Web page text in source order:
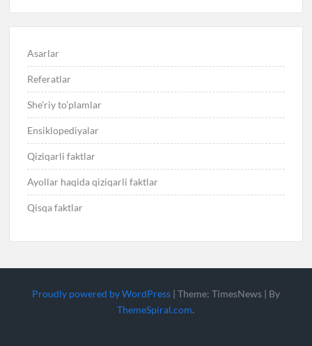
Asarlar
Referatlar
She’riy to’plamlar
Ensiklopediyalar
Qiziqarli faktlar
Ayollar haqida qiziqarli faktlar
Qisqa faktlar
Proudly powered by WordPress | Theme: TimesNews | By
ThemeSpiral.com.